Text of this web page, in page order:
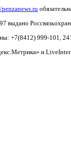
+7(8412) 999-101,
и